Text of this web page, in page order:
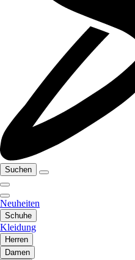
Suchen
Neuheiten
Schuhe
Kleidung
Herren
Damen